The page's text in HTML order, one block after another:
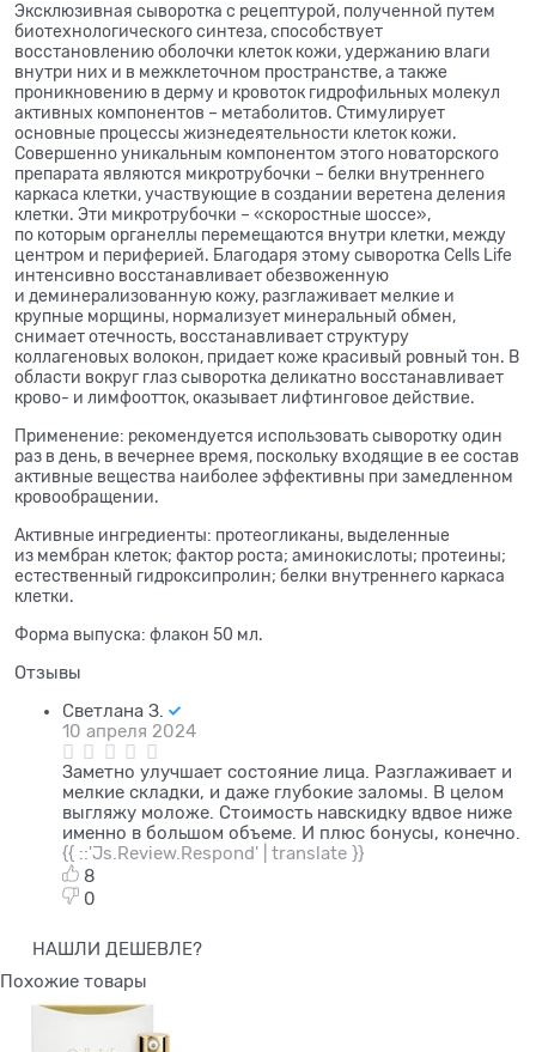
Эксклюзивная сыворотка с рецептурой, полученной путем
биотехнологического синтеза, способствует
восстановлению оболочки клеток кожи, удержанию влаги
внутри них и в межклеточном пространстве, а также
проникновению в дерму и кровоток гидрофильных молекул
активных компонентов – метаболитов. Стимулирует
основные процессы жизнедеятельности клеток кожи.
Совершенно уникальным компонентом этого новаторского
препарата являются микротрубочки – белки внутреннего
каркаса клетки, участвующие в создании веретена деления
клетки. Эти микротрубочки – «скоростные шоссе»,
по которым органеллы перемещаются внутри клетки, между
центром и периферией. Благодаря этому сыворотка Cells Life
интенсивно восстанавливает обезвоженную
и деминерализованную кожу, разглаживает мелкие и
крупные морщины, нормализует минеральный обмен,
снимает отечность, восстанавливает структуру
коллагеновых волокон, придает коже красивый ровный тон. В
области вокруг глаз сыворотка деликатно восстанавливает
крово- и лимфоотток, оказывает лифтинговое действие.
Применение: рекомендуется использовать сыворотку один
раз в день, в вечернее время, поскольку входящие в ее состав
активные вещества наиболее эффективны при замедленном
кровообращении.
Активные ингредиенты: протеогликаны, выделенные
из мембран клеток; фактор роста; аминокислоты; протеины;
естественный гидроксипролин; белки внутреннего каркаса
клетки.
Форма выпуска: флакон 50 мл.
Отзывы
Светлана З.
10 апреля 2024
Заметно улучшает состояние лица. Разглаживает и
мелкие складки, и даже глубокие заломы. В целом
выгляжу моложе. Стоимость навскидку вдвое ниже
именно в большом объеме. И плюс бонусы, конечно.
{{ ::'Js.Review.Respond' | translate }}
8
0
НАШЛИ ДЕШЕВЛЕ?
Похожие товары